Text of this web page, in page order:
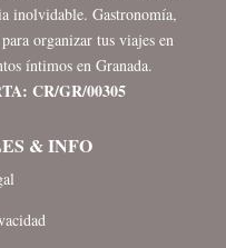
inolvidable. Gastronomía,
organizar tus viajes en
íntimos en Granada.
CR/GR/00305
& INFO